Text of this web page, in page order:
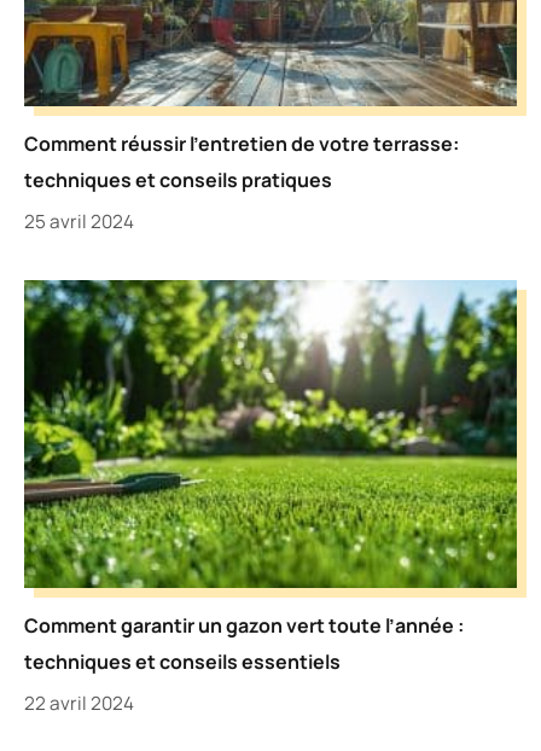
Comment réussir l’entretien de votre terrasse:
techniques et conseils pratiques
25 avril 2024
Comment garantir un gazon vert toute l’année :
techniques et conseils essentiels
22 avril 2024